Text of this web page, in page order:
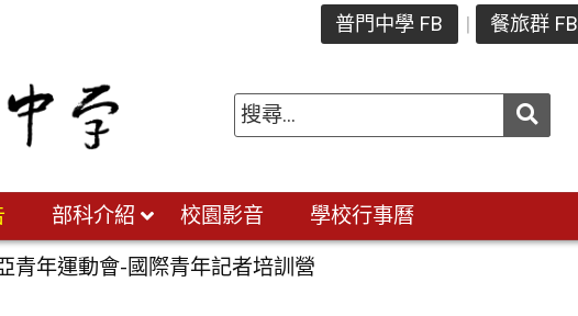
普門中學 FB 餐旅群 FB
送出
部科介紹 校園影音 學校行事曆
青年運動會-國際青年記者培訓營